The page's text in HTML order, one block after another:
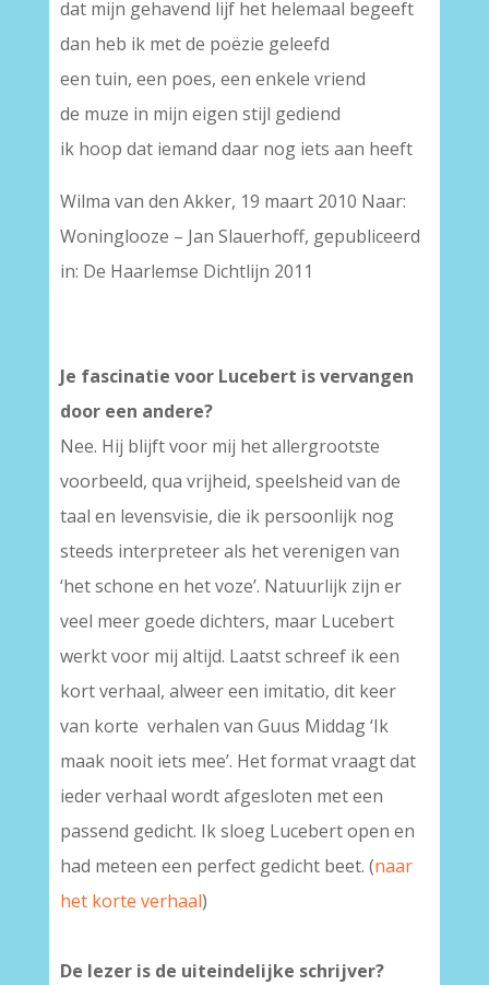
dat mijn gehavend lijf het helemaal begeeft
dan heb ik met de poëzie geleefd
een tuin, een poes, een enkele vriend
de muze in mijn eigen stijl gediend
ik hoop dat iemand daar nog iets aan heeft
Wilma van den Akker, 19 maart 2010 Naar:
Woninglooze – Jan Slauerhoff, gepubliceerd
in: De Haarlemse Dichtlijn 2011
Je fascinatie voor Lucebert is vervangen
door een andere?
Nee. Hij blijft voor mij het allergrootste
voorbeeld, qua vrijheid, speelsheid van de
taal en levensvisie, die ik persoonlijk nog
steeds interpreteer als het verenigen van
‘het schone en het voze’. Natuurlijk zijn er
veel meer goede dichters, maar Lucebert
werkt voor mij altijd. Laatst schreef ik een
kort verhaal, alweer een imitatio, dit keer
van korte verhalen van Guus Middag ‘Ik
maak nooit iets mee’. Het format vraagt dat
ieder verhaal wordt afgesloten met een
passend gedicht. Ik sloeg Lucebert open en
had meteen een perfect gedicht beet. (naar
het korte verhaal)
De lezer is de uiteindelijke schrijver?